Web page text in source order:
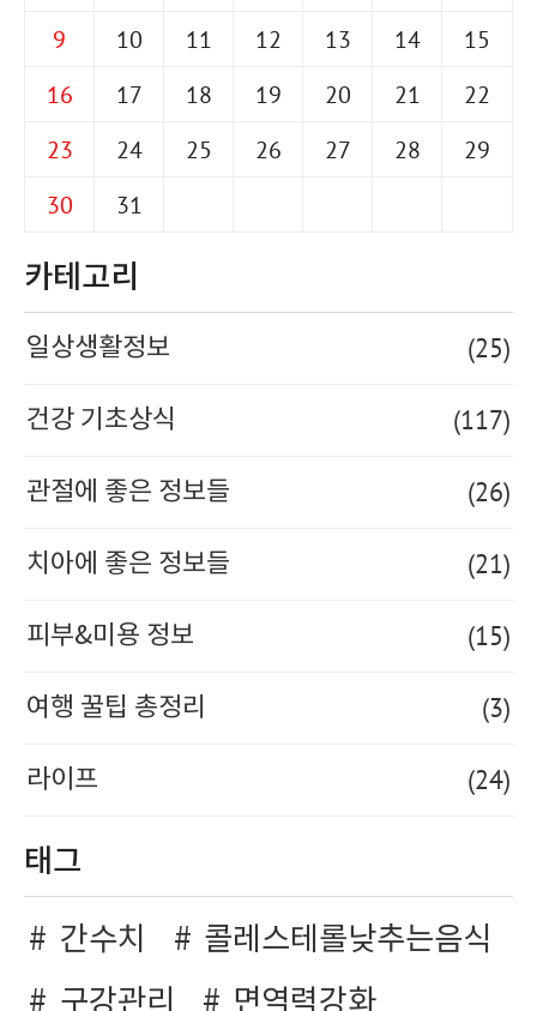
9
10 11 12 13 14
15
16
17 18 19 20 21
22
23
24 25 26 27 28
29
30
31
카테고리
일상생활정보 (25)
건강 기초상식 (117)
관절에 좋은 정보들 (26)
치아에 좋은 정보들 (21)
피부&미용 정보 (15)
여행 꿀팁 총정리 (3)
라이프 (24)
태그
간수치
콜레스테롤낮추는음식
구강관리
면역력강화